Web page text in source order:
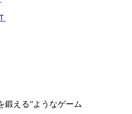
鍛える”ようなゲーム